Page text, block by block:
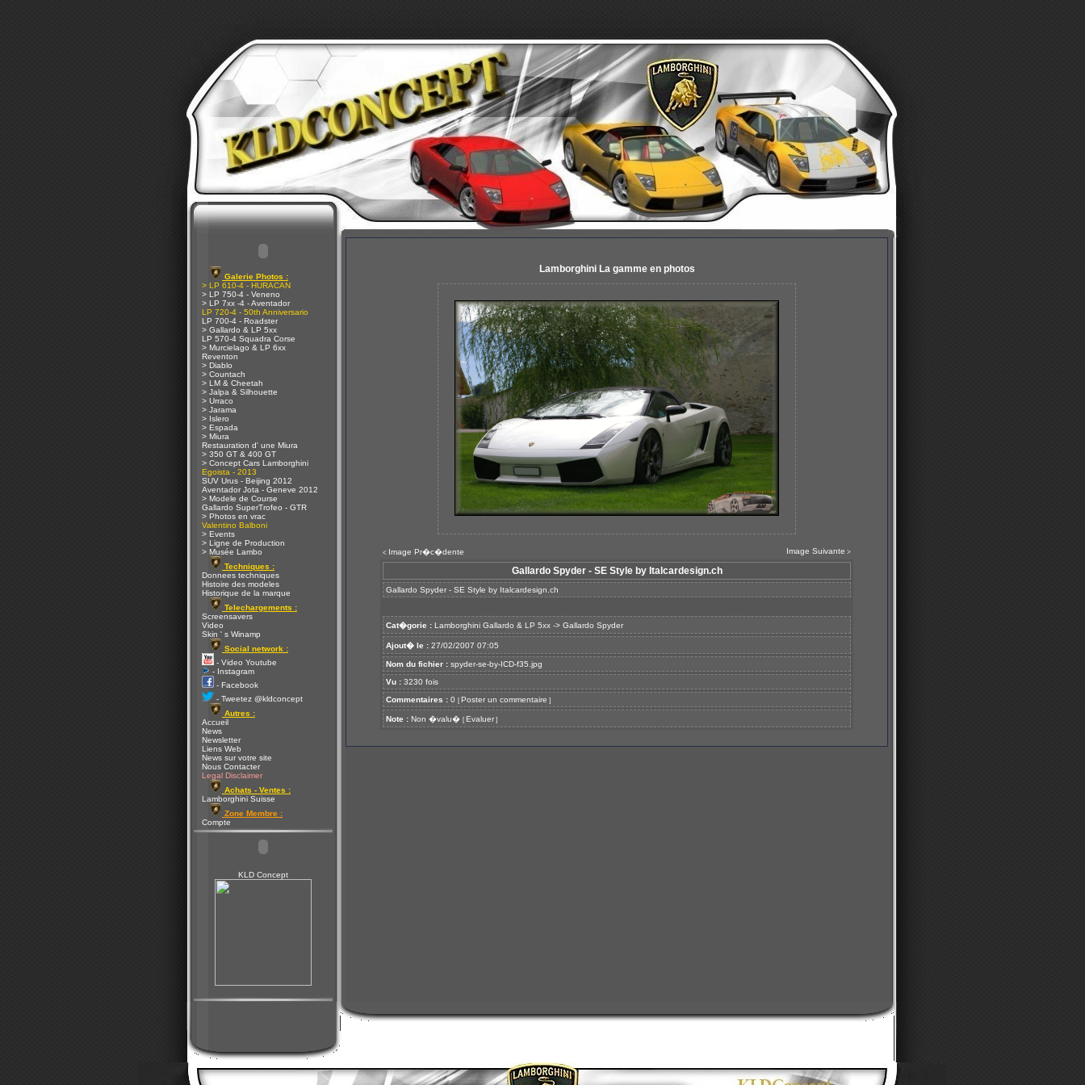
Galerie Photos :
> LP 610-4 - HURACAN
> LP 750-4 - Veneno
> LP 7xx -4 - Aventador
LP 720-4 - 50th Anniversario
LP 700-4 - Roadster
> Gallardo & LP 5xx
LP 570-4 Squadra Corse
> Murcielago & LP 6xx
Reventon
> Diablo
> Countach
> LM & Cheetah
> Jalpa & Silhouette
> Urraco
> Jarama
> Islero
> Espada
> Miura
Restauration d' une Miura
> 350 GT & 400 GT
> Concept Cars Lamborghini
Egoista - 2013
SUV Urus - Beijing 2012
Aventador Jota - Geneve 2012
> Modele de Course
Gallardo SuperTrofeo - GTR
> Photos en vrac
Valentino Balboni
> Events
> Ligne de Production
> Musée Lambo
Techniques :
Donnees techniques
Histoire des modeles
Historique de la marque
Telechargements :
Screensavers
Video
Skin ' s Winamp
Social network :
- Video Youtube
- Instagram
- Facebook
- Tweetez @kldconcept
Autres :
Accueil
News
Newsletter
Liens Web
News sur votre site
Nous Contacter
Legal Disclaimer
Achats - Ventes :
Lamborghini Suisse
Zone Membre :
Compte
KLD Concept
Lamborghini La gamme en photos
< Image Pr�c�dente Image Suivante >
Gallardo Spyder - SE Style by Italcardesign.ch
Gallardo Spyder - SE Style by Italcardesign.ch
Cat�gorie : Lamborghini Gallardo & LP 5xx -> Gallardo Spyder
Ajout� le : 27/02/2007 07:05
Nom du fichier : spyder-se-by-ICD-f35.jpg
Vu : 3230 fois
Commentaires : 0 [ Poster un commentaire ]
Note : Non �valu� [ Evaluer ]